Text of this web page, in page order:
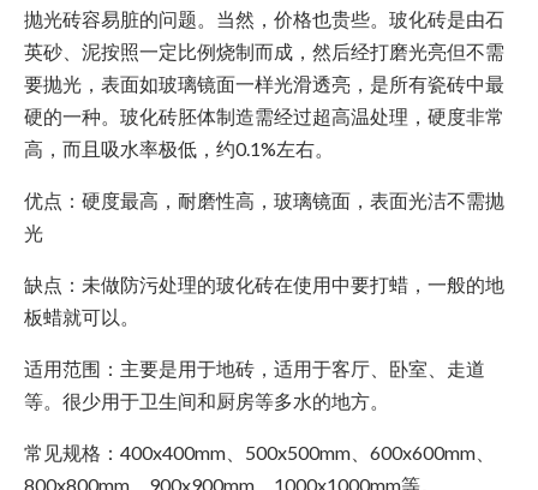
抛光砖容易脏的问题。当然，价格也贵些。玻化砖是由石
英砂、泥按照一定比例烧制而成，然后经打磨光亮但不需
要抛光，表面如玻璃镜面一样光滑透亮，是所有瓷砖中最
硬的一种。玻化砖胚体制造需经过超高温处理，硬度非常
高，而且吸水率极低，约0.1%左右。
优点：硬度最高，耐磨性高，玻璃镜面，表面光洁不需抛
光
缺点：未做防污处理的玻化砖在使用中要打蜡，一般的地
板蜡就可以。
适用范围：主要是用于地砖，适用于客厅、卧室、走道
等。很少用于卫生间和厨房等多水的地方。
常见规格：400x400mm、500x500mm、600x600mm、
800x800mm、900x900mm、1000x1000mm等。